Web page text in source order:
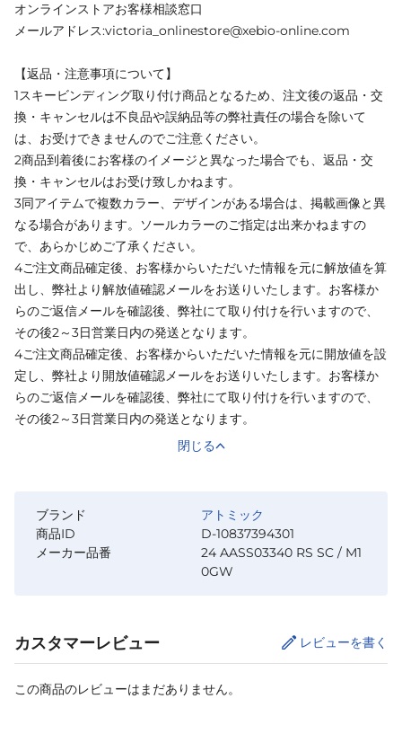
オンラインストアお客様相談窓口
メールアドレス:victoria_onlinestore@xebio-online.com
【返品・注意事項について】
1スキービンディング取り付け商品となるため、注文後の返品・交
換・キャンセルは不良品や誤納品等の弊社責任の場合を除いて
は、お受けできませんのでご注意ください。
2商品到着後にお客様のイメージと異なった場合でも、返品・交
換・キャンセルはお受け致しかねます。
3同アイテムで複数カラー、デザインがある場合は、掲載画像と異
なる場合があります。ソールカラーのご指定は出来かねますの
で、あらかじめご了承ください。
4ご注文商品確定後、お客様からいただいた情報を元に解放値を算
出し、弊社より解放値確認メールをお送りいたします。お客様か
らのご返信メールを確認後、弊社にて取り付けを行いますので、
その後2～3日営業日内の発送となります。
4ご注文商品確定後、お客様からいただいた情報を元に開放値を設
定し、弊社より開放値確認メールをお送りいたします。お客様か
らのご返信メールを確認後、弊社にて取り付けを行いますので、
その後2～3日営業日内の発送となります。
閉じる
ブランド
アトミック
商品ID
D-10837394301
メーカー品番
24 AASS03340 RS SC / M1
0GW
カスタマーレビュー レビューを書く
この商品のレビューはまだありません。